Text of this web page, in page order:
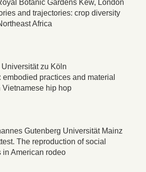
Botanic Gardens Kew, London
and trajectories: crop diversity
Africa
zu Köln
embodied practices and material
Vietnamese hip hop
Gutenberg Universität Mainz
The reproduction of social
in American rodeo